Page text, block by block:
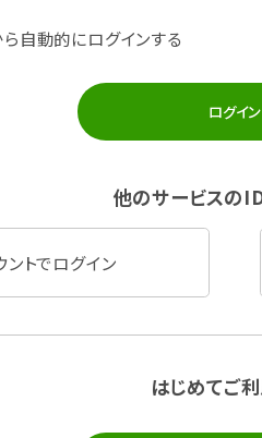
自動的にログインする
ログイン
他のサービスの
トでログイン
はじめてご